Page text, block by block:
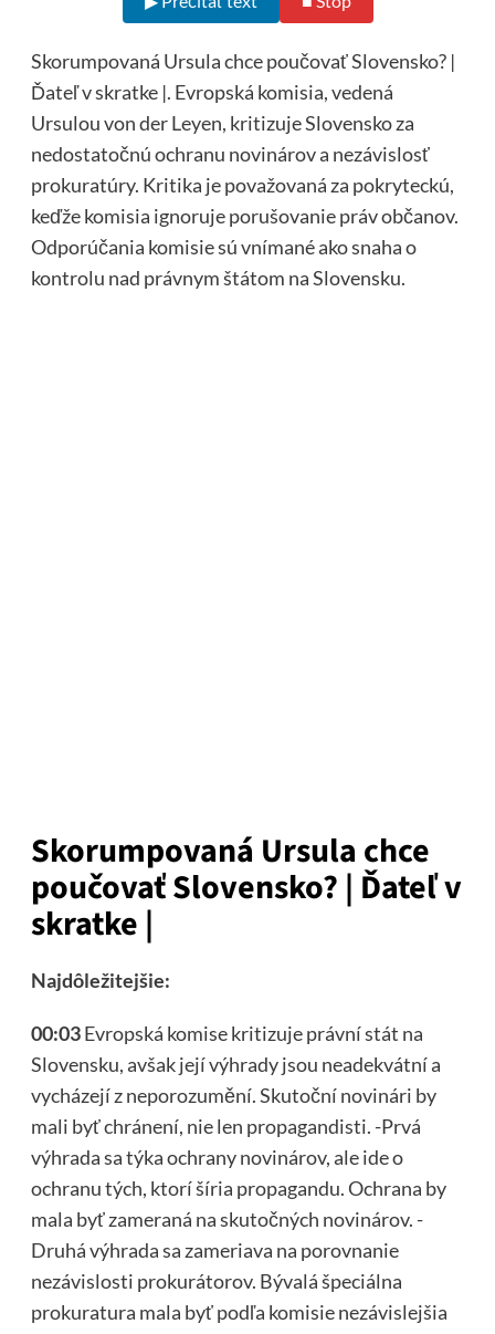
Skorumpovaná Ursula chce poučovať Slovensko? |
Ďateľ v skratke |. Evropská komisia, vedená
Ursulou von der Leyen, kritizuje Slovensko za
nedostatočnú ochranu novinárov a nezávislosť
prokuratúry. Kritika je považovaná za pokryteckú,
keďže komisia ignoruje porušovanie práv občanov.
Odporúčania komisie sú vnímané ako snaha o
kontrolu nad právnym štátom na Slovensku.
Skorumpovaná Ursula chce
poučovať Slovensko? | Ďateľ v
skratke |
Najdôležitejšie:
00:03Evropská komise kritizuje právní stát na
Slovensku, avšak její výhrady jsou neadekvátní a
vycházejí z neporozumění. Skutoční novinári by
mali byť chránení, nie len propagandisti. -Prvá
výhrada sa týka ochrany novinárov, ale ide o
ochranu tých, ktorí šíria propagandu. Ochrana by
mala byť zameraná na skutočných novinárov. -
Druhá výhrada sa zameriava na porovnanie
nezávislosti prokurátorov. Bývalá špeciálna
prokuratura mala byť podľa komisie nezávislejšia